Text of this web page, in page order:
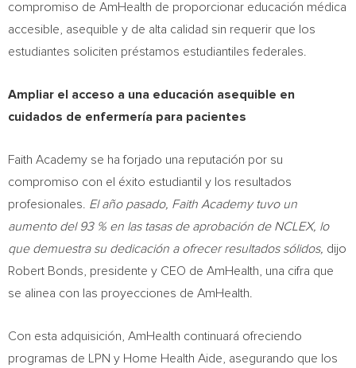
compromiso de AmHealth de proporcionar educación médica
accesible, asequible y de alta calidad sin requerir que los
estudiantes soliciten préstamos estudiantiles federales.
Ampliar el acceso a una educación asequible en
cuidados de enfermería para pacientes
Faith Academy se ha forjado una reputación por su
compromiso con el éxito estudiantil y los resultados
profesionales. El año pasado, Faith Academy tuvo un
aumento del 93 % en las tasas de aprobación de NCLEX, lo
que demuestra su dedicación a ofrecer resultados sólidos, dijo
Robert Bonds , presidente y CEO de AmHealth, una cifra que
se alinea con las proyecciones de AmHealth.
Con esta adquisición, AmHealth continuará ofreciendo
programas de LPN y Home Health Aide, asegurando que los